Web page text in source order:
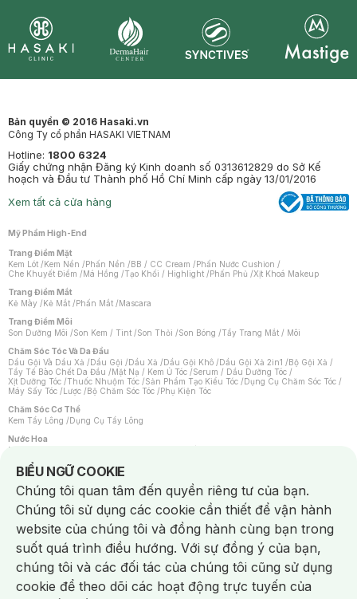
Bản quyền © 2016 Hasaki.vn
Công Ty cổ phần HASAKI VIETNAM
Hotline: 1800 6324
Giấy chứng nhận Đăng ký Kinh doanh số 0313612829 do Sở Kế
hoạch và Đầu tư Thành phố Hồ Chí Minh cấp ngày 13/01/2016
Xem tất cả cửa hàng
Mỹ Phẩm High-End
Trang Điểm Mặt
Kem Lót /Kem Nền /Phấn Nền /BB / CC Cream /Phấn Nước Cushion /
Che Khuyết Điểm /Má Hồng /Tạo Khối / Highlight /Phấn Phủ /Xịt Khoá Makeup
Trang Điểm Mắt
Kẻ Mày /Kẻ Mắt /Phấn Mắt /Mascara
Trang Điểm Môi
Son Dưỡng Môi /Son Kem / Tint /Son Thỏi /Son Bóng /Tẩy Trang Mắt / Môi
Chăm Sóc Tóc Và Da Đầu
Dầu Gội Và Dầu Xả /Dầu Gội /Dầu Xả /Dầu Gội Khô /Dầu Gội Xả 2in1 /Bộ Gội Xả /
Tẩy Tế Bào Chết Da Đầu /Mặt Nạ / Kem Ủ Tóc /Serum / Dầu Dưỡng Tóc /
Xịt Dưỡng Tóc /Thuốc Nhuộm Tóc /Sản Phẩm Tạo Kiểu Tóc /Dụng Cụ Chăm Sóc Tóc /
Máy Sấy Tóc /Lược /Bộ Chăm Sóc Tóc /Phụ Kiện Tóc
Chăm Sóc Cơ Thể
Kem Tẩy Lông /Dụng Cụ Tẩy Lông
Nước Hoa
Nước Hoa Nữ
Chăm Sóc Cá Nhân
Chống Muỗi /Khẩu Trang /Máy Massage/Mặt Nạ Xông Hơi /Nước Rửa Tay/
Sản Phẩm Chăm Sóc Khác /Bàn Chải Đánh Răng /Bàn Chải Điện/
Hỗ Trợ Trắng Răng/Kem Đánh Răng /Máy Tăm Nước/ Nước Súc Miệng/
Tăm / Chỉ Nha Khoa/ Xịt Thơm Miệng / Dung Dịch Vệ Sinh/Dưỡng Vùng Kín/
Khăn Ướt Vệ Sinh Vùng Kín/Băng Vệ Sinh/Tampon/Bọt Cạo Râu /Dao Cạo Râu/
Máy Cạo Râu
Vấn Đề Về Da
Da Dầu / Lỗ Chân Lông To/ Da Khô / Mất Nước/ Da Lão Hóa/ Da Mụn/
Da Nhạy Cảm / Kích Ứng
Da Xỉn Màu Thâm / Nám / Tàn Nhang
Quầng Thâm & Bọng Mắt /Sẹo /Viêm Da Cơ Địa
BIỂU NGỮ COOKIE
Notice about cookies usage
Chúng tôi quan tâm đến quyền riêng tư của bạn.
Chúng tôi sử dụng các cookie cần thiết để vận hành
website của chúng tôi và đồng hành cùng bạn trong
suốt quá trình điều hướng. Với sự đồng ý của bạn,
chúng tôi và các đối tác của chúng tôi cũng sử dụng
cookie để theo dõi các hoạt động trực tuyến của